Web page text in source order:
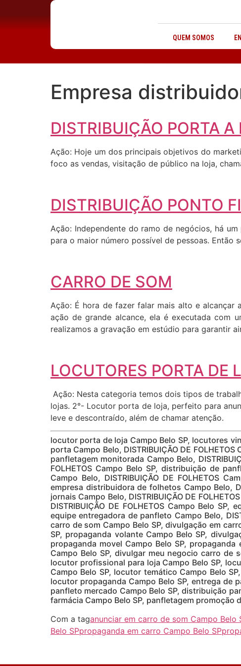
QUEM SOMOS
Empresa
DISTRIBUIÇÃO PORTA A
Ação: Hoje um dos principais objetivos do
foco as vendas, visitação de público na loja,
DISTRIBUIÇÃO PONTO
Ação: Independente do ramo de negócios, há
para o maior número possível de pessoas.
CARRO DE SOM
Ação: É hora de fazer falar mais alto e
ação de grande alcance, ela é executada com
realizamos a gravação em estúdio para garantir
LOCUTORES PORTA DE
Ação: Nesta categoria temos dois tipos de
lojas. 2°- Locutor porta de loja, perfeito para
leve e descontraído, além de chamar atenção.
locutor porta de loja Campo Belo SP, locutores
porta Campo Belo, DISTRIBUIÇÃO DE
panfletagem monitorada Campo Belo,
FOLHETOS Campo Belo SP, distribuição de
Campo Belo, DISTRIBUIÇÃO DE FOLHETOS
empresa distribuidora de folhetos Campo Belo,
jornais Campo Belo, DISTRIBUIÇÃO DE
DISTRIBUIÇÃO DE FOLHETOS Campo Belo
equipe entregadora de panfleto Campo Belo,
carro de som Campo Belo SP, divulgação em
SP, propaganda volante Campo Belo SP,
propaganda movel Campo Belo SP,
Campo Belo SP, divulgar meu negocio carro de
locutor profissional para loja Campo Belo SP,
Campo Belo SP, locutor temático Campo Belo
locutor propaganda Campo Belo SP, entrega de
panfleto mercado Campo Belo SP, distribuição
farmácia Campo Belo SP, panfletagem promoção
Com a taganunciar em carro de som Campo Belo
Belo SPpropaganda em carro Campo Belo SP